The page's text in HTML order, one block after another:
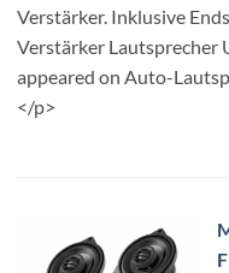
Verstärker. Inklusive
Verstärker Lautsprecher
appeared on Auto-
</p>